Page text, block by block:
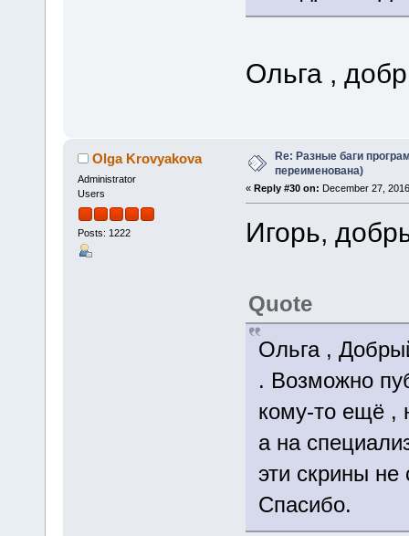
Ольга ,
Olga Krovyakova
Administrator
Users
Posts: 1222
Re: Разные баги
переименована)
« Reply #30 on: December 27,
Игорь,
Quote
Ольга ,
. Возможно
кому-то ещё ,
а на
эти скрины
Спасибо.